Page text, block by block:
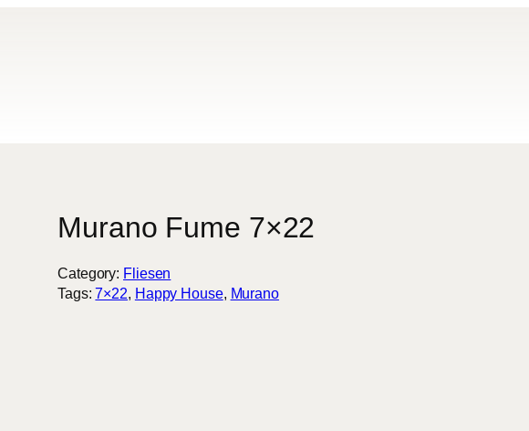
Murano Fume 7×22
Category: Fliesen
Tags:7×22, Happy House, Murano